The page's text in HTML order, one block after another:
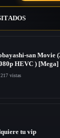
san Movie
HEVC )
217 vistas
tu vip